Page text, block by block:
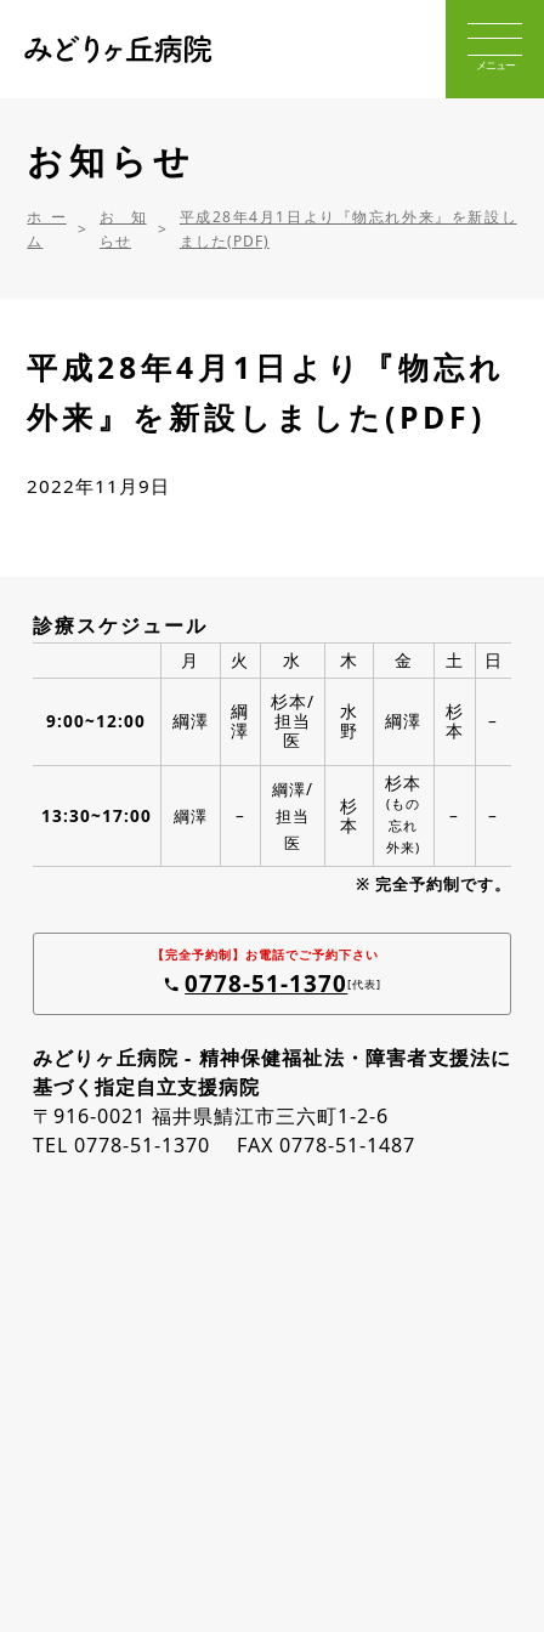
お知らせ
ホー
ム
お知
らせ
平成28年4月1日より『物忘れ外来』を新設し
ました(PDF)
平成28年4月1日より『物忘れ
外来』を新設しました(PDF)
2022年11月9日
診療スケジュール
月 火 水 木 金 土 日
9:00~12:00 綱澤
綱
澤
杉本/
担当
医
水
野
綱澤
杉
本
–
13:30~17:00 綱澤 –
綱澤/
担当
医
杉
本
杉本
(もの
忘れ
外来)
– –
※ 完全予約制です。
【完全予約制】お電話でご予約下さい
phone 0778-51-1370[代表]
みどりヶ丘病院 - 精神保健福祉法・障害者支援法に
基づく指定自立支援病院
〒916-0021 福井県鯖江市三六町1-2-6
TEL 0778-51-1370 FAX 0778-51-1487